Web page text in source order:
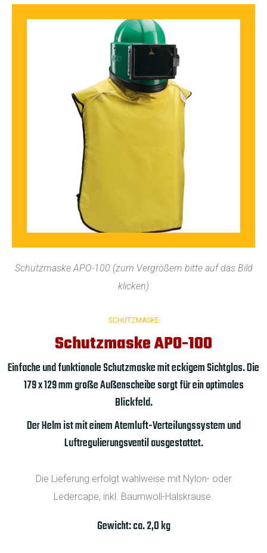
Schutzmaske APO-100 (zum Vergrößern bitte auf das Bild
klicken)
SCHUTZMASKE
Schutzmaske APO-100
Einfache und funktionale Schutzmaske mit eckigem Sichtglas. Die
179 x 129 mm große Außenscheibe sorgt für ein optimales
Blickfeld.
Der Helm ist mit einem Atemluft-Verteilungssystem und
Luftregulierungsventil ausgestattet.
Die Lieferung erfolgt wahlweise mit Nylon- oder
Ledercape, inkl. Baumwoll-Halskrause.
Gewicht: ca. 2,0 kg